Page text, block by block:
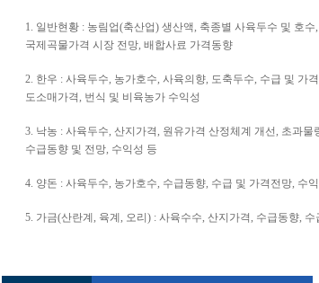
1. 일반현황 : 농림업(축산업) 생산액, 축종별 사육두수 및 호수
국제곡물가격 시장 전망, 배합사료 가격동향
2. 한우 : 사육두수, 농가호수, 사육의향, 도축두수, 수급 및 가
도소매가격, 번식 및 비육농가 수익성
3. 낙농 : 사육두수, 산지가격, 원유가격 산정체계 개선, 초과물
수급동향 및 전망, 수익성 등
4. 양돈 : 사육두수, 농가호수, 수급동향, 수급 및 가격전망, 수
5. 가금(산란계, 육계, 오리) : 사육수수, 산지가격, 수급동향,